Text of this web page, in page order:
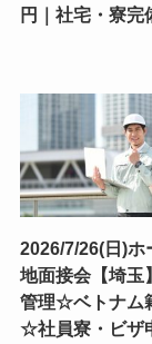
円｜社宅・寮完
2026/7/26(日)ホ
地面接会【埼玉
管理☆ベトナム
☆社員寮・ビザ